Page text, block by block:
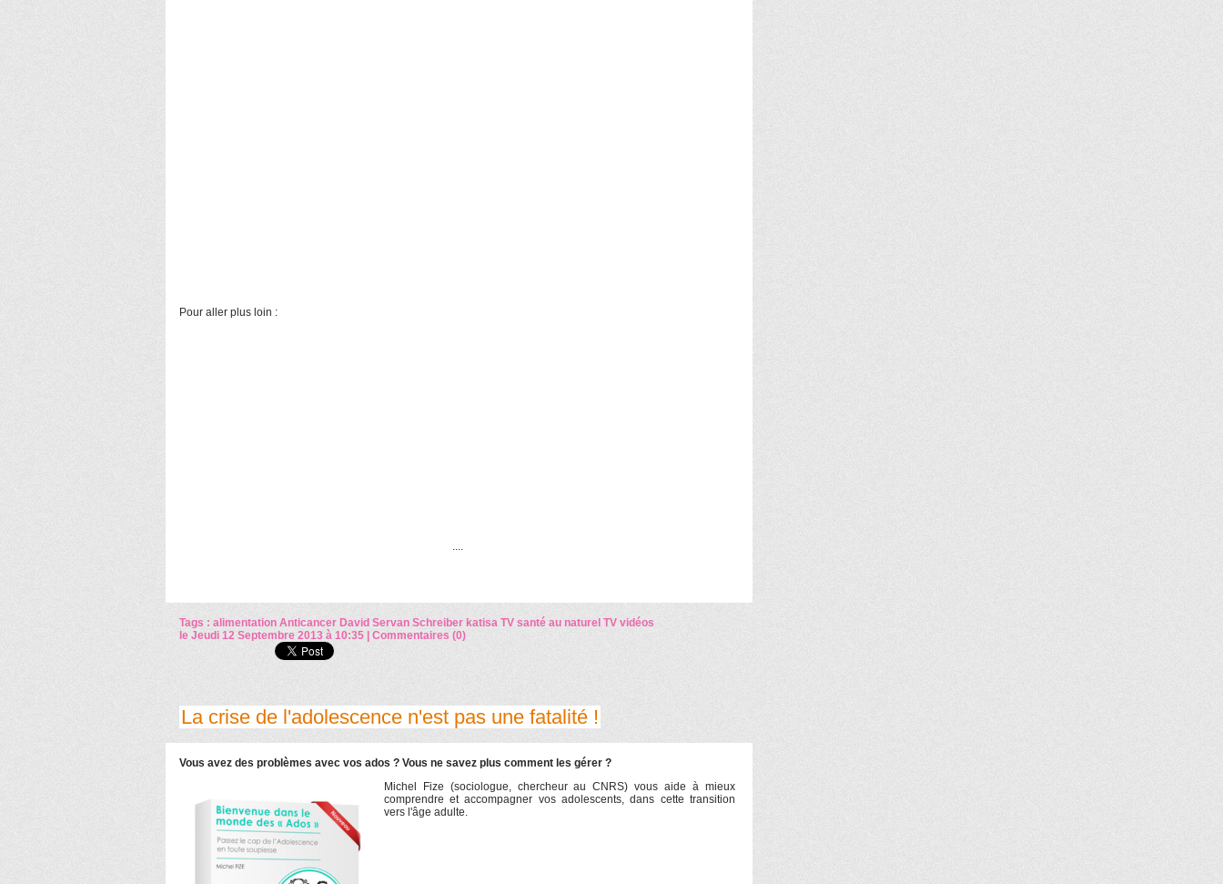
Pour aller plus loin :
....
Tags : alimentation Anticancer David Servan Schreiber katisa TV santé au naturel TV vidéos
le Jeudi 12 Septembre 2013 à 10:35
Commentaires (0)
La crise de l'adolescence n'est pas une fatalité !
Vous avez des problèmes avec vos ados ? Vous ne savez plus comment les gérer ?
Michel Fize (sociologue, chercheur au CNRS) vous aide à mieux
comprendre et accompagner vos adolescents, dans cette transition
vers l'âge adulte.